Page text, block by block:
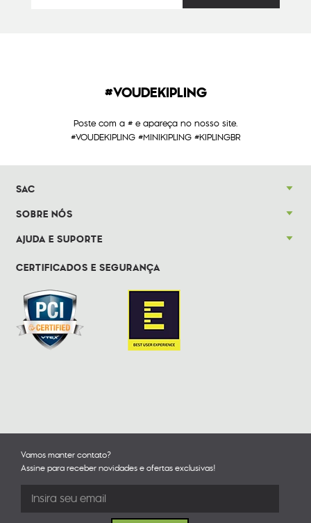
#VOUDEKIPLING
Poste com a # e apareça no nosso site.
#VOUDEKIPLING #MINIKIPLING #KIPLINGBR
SAC
SOBRE NÓS
AJUDA E SUPORTE
CERTIFICADOS E SEGURANÇA
Vamos manter contato?
Assine para receber novidades e ofertas exclusivas!